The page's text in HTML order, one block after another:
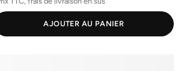
AJOUTER AU PANIER